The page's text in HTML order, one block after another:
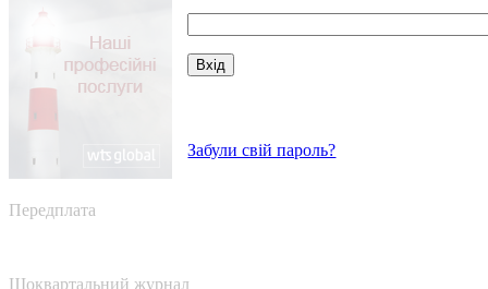
Забули свій пароль?
Передплата
Щоквартальний журнал